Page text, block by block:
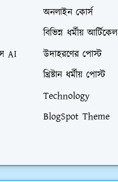
অনলাইন কোর্স
বিভিন্ন ধর্মীয় আর্টিকেল
AI
উদাহরণের পোস্ট
খ্রিষ্টান ধর্মীয় পোস্ট
Technology
BlogSpot Theme